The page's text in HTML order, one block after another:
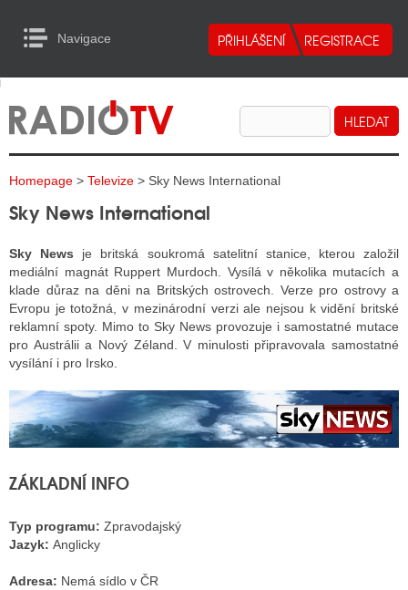
Navigace
RADIA
TELEVIZE
INTERNET
TISK
RADIA
RÁDIÍ
RÁDIÍ
VYSÍLAČE
VYSÍLAČE
to Content
Homepage > Televize > Sky News International
Sky News International
Sky News je britská soukromá satelitní stanice, kterou založil
mediální magnát Ruppert Murdoch. Vysílá v několika mutacích a
klade důraz na děni na Britských ostrovech. Verze pro ostrovy a
Evropu je totožná, v mezinárodní verzi ale nejsou k vidění britské
reklamní spoty. Mimo to Sky News provozuje i samostatné mutace
pro Austrálii a Nový Zéland. V minulosti připravovala samostatné
vysílání i pro Irsko.
ZÁKLADNÍ INFO
Typ programu: Zpravodajský
Jazyk: Anglicky
Adresa: Nemá sídlo v ČR